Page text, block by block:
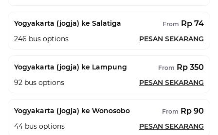
Yogyakarta (jogja) ke Salatiga From Rp 74
246 bus options PESAN SEKARANG
Yogyakarta (jogja) ke Lampung From Rp 350
92 bus options PESAN SEKARANG
Yogyakarta (jogja) ke Wonosobo From Rp 90
44 bus options PESAN SEKARANG